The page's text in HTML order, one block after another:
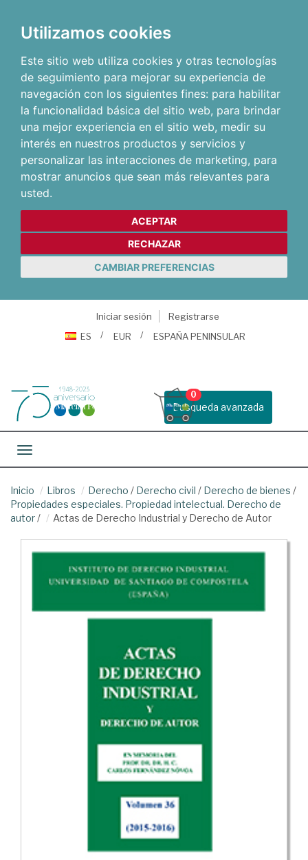
Utilizamos cookies
Este sitio web utiliza cookies y otras tecnologías
de seguimiento para mejorar su experiencia de
navegación con los siguientes fines: para habilitar
la funcionalidad básica del sitio web, para brindar
una mejor experiencia en el sitio web, medir su
interés en nuestros productos y servicios y
personalizar las interacciones de marketing, para
mostrar anuncios que sean más relevantes para
usted.
ACEPTAR
RECHAZAR
CAMBIAR PREFERENCIAS
Iniciar sesión
Registrarse
ES
EUR ESPAÑA PENINSULAR
Busqueda avanzada
0
Toggle navigation
Inicio Libros Derecho / Derecho civil / Derecho de bienes /
Propiedades especiales. Propiedad intelectual. Derecho de
autor/ Actas de Derecho Industrial y Derecho de Autor